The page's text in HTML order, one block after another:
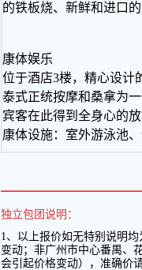
的铁板烧、新鲜和进口
康体娱乐
位于酒店3楼，精心设计
泰式正统按摩和桑拿为
宾客在此得到全身心的放
康体设施：室外游泳池
独立包团说明：
1 、以上报价如无特别说明均
变动；非广州市中心番禺、
会引起价格变动），准确价